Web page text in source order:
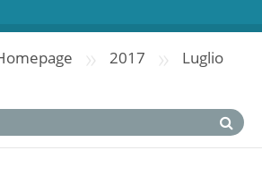
» 2017 » Luglio